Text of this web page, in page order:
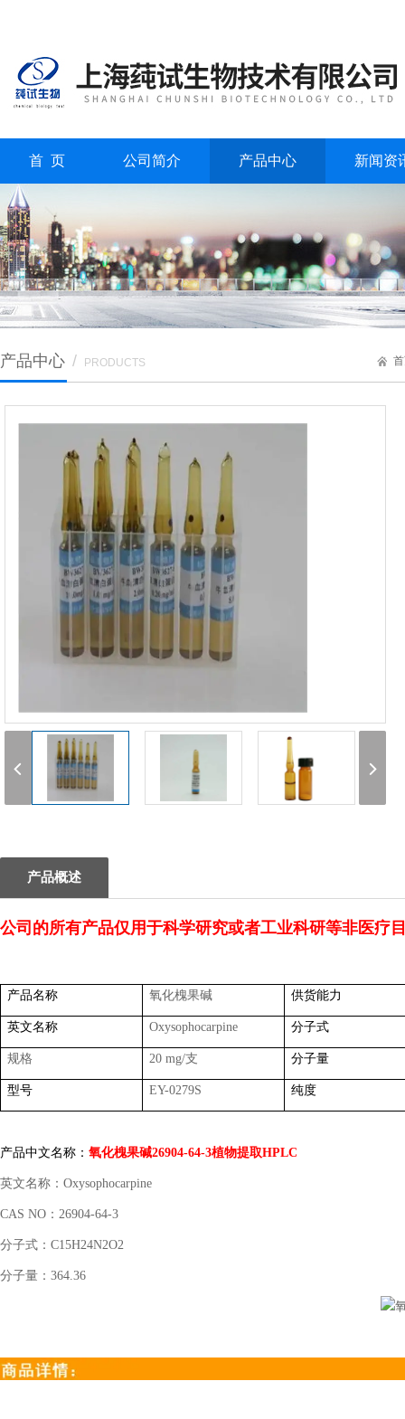
首 页 公司简介 产品中心 新闻资
产品中心 / PRODUCTS
产品概述
公司的所有产品仅用于科学研究或者工业科研等非医疗
产品名称 氧化槐果碱 供货能力
英文名称 Oxysophocarpine 分子式
规格 20 mg/支 分子量
型号 EY-0279S 纯度
产品中文名称： 氧化槐果碱26904-64-3植物提取HPLC
英文名称： Oxysophocarpine
CAS NO ： 26904-64-3
分子式： C15H24N2O2
分子量： 364.36